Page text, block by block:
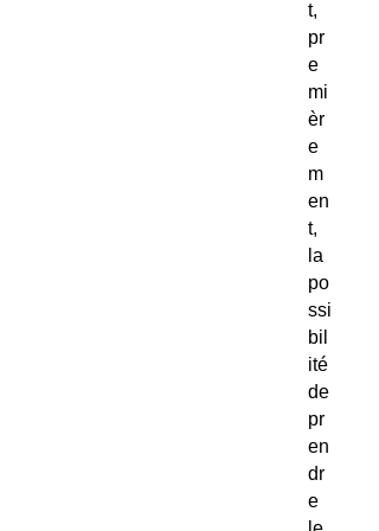
t,
pr
e
mi
èr
e
m
en
t,
la
po
ssi
bil
ité
de
pr
en
dr
e